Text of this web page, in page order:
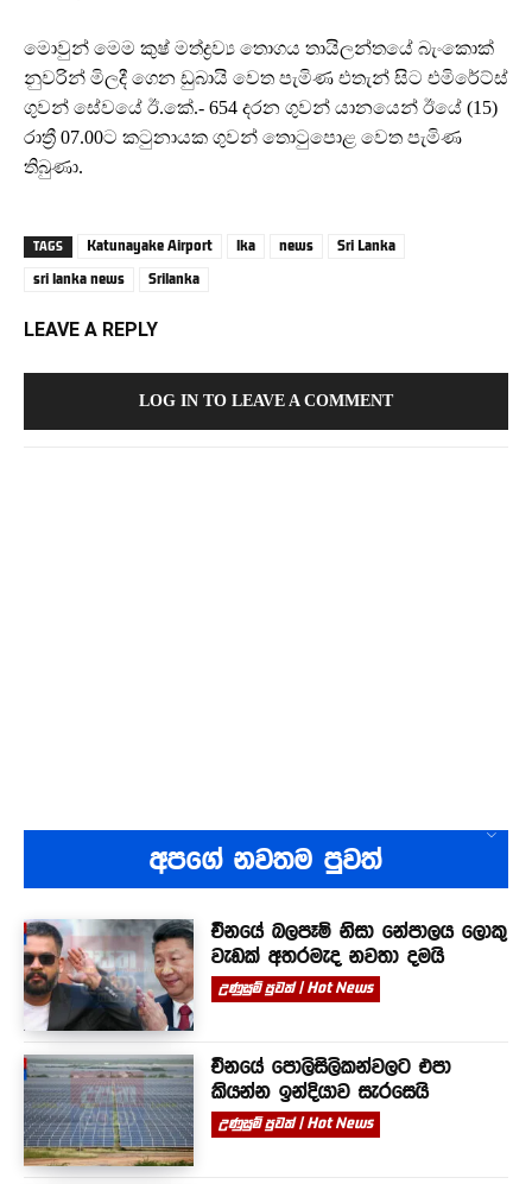
මොවුන් මෙම කුෂ් මත්ද්‍රව්‍ය තොගය තායිලන්තයේ බැංකොක්
නුවරින් මිලදී ගෙන ඩුබායි වෙත පැමිණ එතැන් සිට එමිරේට්ස්
ගුවන් සේවයේ ඊ.කේ.- 654 දරන ගුවන් යානයෙන් ඊයේ (15)
රාත්‍රී 07.00ට කටුනායක ගුවන් තොටුපොළ වෙත පැමිණ
තිබුණා.
TAGS Katunayake Airport lka news
Sri Lanka
sri lanka news
Srilanka
LEAVE A REPLY
LOG IN TO LEAVE A COMMENT
අපගේ නවතම පුවත්
චීනයේ බලපෑම් නිසා නේපාලය ලොකු
වැඩක් අතරමැද නවතා දමයි
උණුසුම් පුවත් | Hot News
චීනයේ පොලිසිලිකන්වලට එපා
කියන්න ඉන්දියාව සැරසෙයි
උණුසුම් පුවත් | Hot News